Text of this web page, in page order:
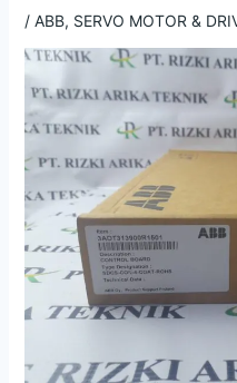
/ ABB, SERVO MOTOR &